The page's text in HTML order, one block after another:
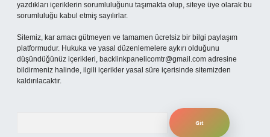
yazdıkları içeriklerin sorumluluğunu taşımakta olup, siteye üye olarak bu
sorumluluğu kabul etmiş sayılırlar.
Sitemiz, kar amacı gütmeyen ve tamamen ücretsiz bir bilgi paylaşım
platformudur. Hukuka ve yasal düzenlemelere aykırı olduğunu
düşündüğünüz içerikleri, backlinkpanelicomtr@gmail.com adresine
bildirmeniz halinde, ilgili içerikler yasal süre içerisinde sitemizden
kaldırılacaktır.